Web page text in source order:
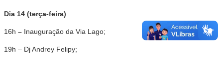
Dia 14 (terça-feira)
16h – Inauguração da Via Lago;
19h – Dj Andrey Felipy;